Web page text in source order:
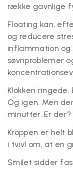
række gavnlige
Floating kan,
og reducere
inflammation og
søvnproblemer
Klokken ringede.
Og igen. Men
minutter. Er
Kroppen er helt
i tvivl om, at en
Smilet sidder